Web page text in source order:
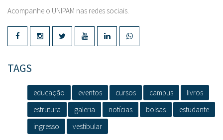
Acompanhe o UNIPAM nas redes sociais.
TAGS
educação eventos cursos campus
livros
estrutura
galeria notícias bolsas
estudante
ingresso
vestibular